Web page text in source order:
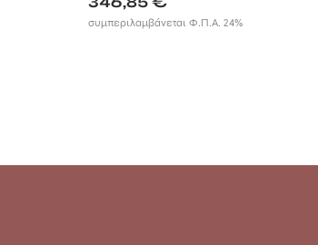
συμπεριλαμβάνεται Φ.Π.Α. 24%